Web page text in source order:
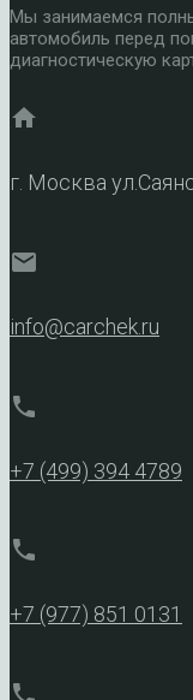
Мы занимаемся
автомобиль перед
диагностическую
home
г. Москва
mail
info@carchek.ru
phone
+7 (499) 394 4789
phone
+7 (977) 851 0131